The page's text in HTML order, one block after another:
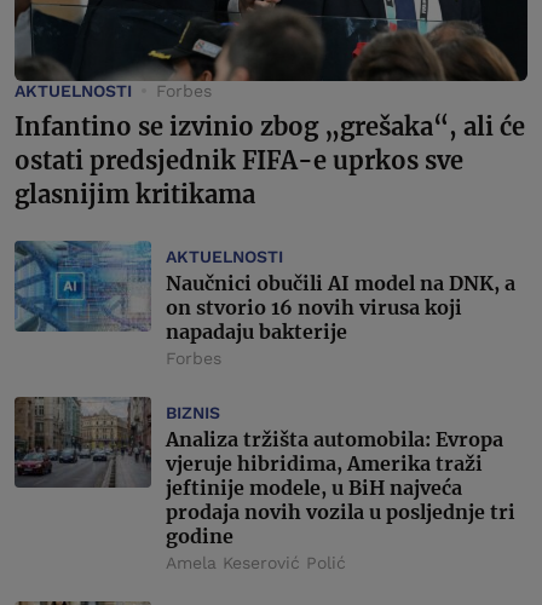
AKTUELNOSTI Forbes
Infantino se izvinio zbog „grešaka“, ali će
ostati predsjednik FIFA-e uprkos sve
glasnijim kritikama
AKTUELNOSTI
Naučnici obučili AI model na DNK, a
on stvorio 16 novih virusa koji
napadaju bakterije
Forbes
BIZNIS
Analiza tržišta automobila: Evropa
vjeruje hibridima, Amerika traži
jeftinije modele, u BiH najveća
prodaja novih vozila u posljednje tri
godine
Amela Keserović Polić